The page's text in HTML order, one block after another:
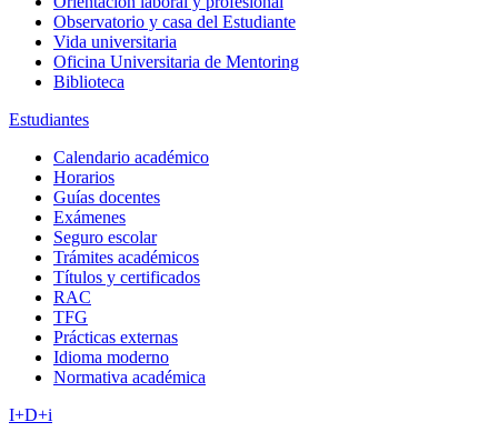
Observatorio y casa del Estudiante
Vida universitaria
Oficina Universitaria de Mentoring
Biblioteca
Estudiantes
Calendario académico
Horarios
Guías docentes
Exámenes
Seguro escolar
Trámites académicos
Títulos y certificados
RAC
TFG
Prácticas externas
Idioma moderno
Normativa académica
I+D+i